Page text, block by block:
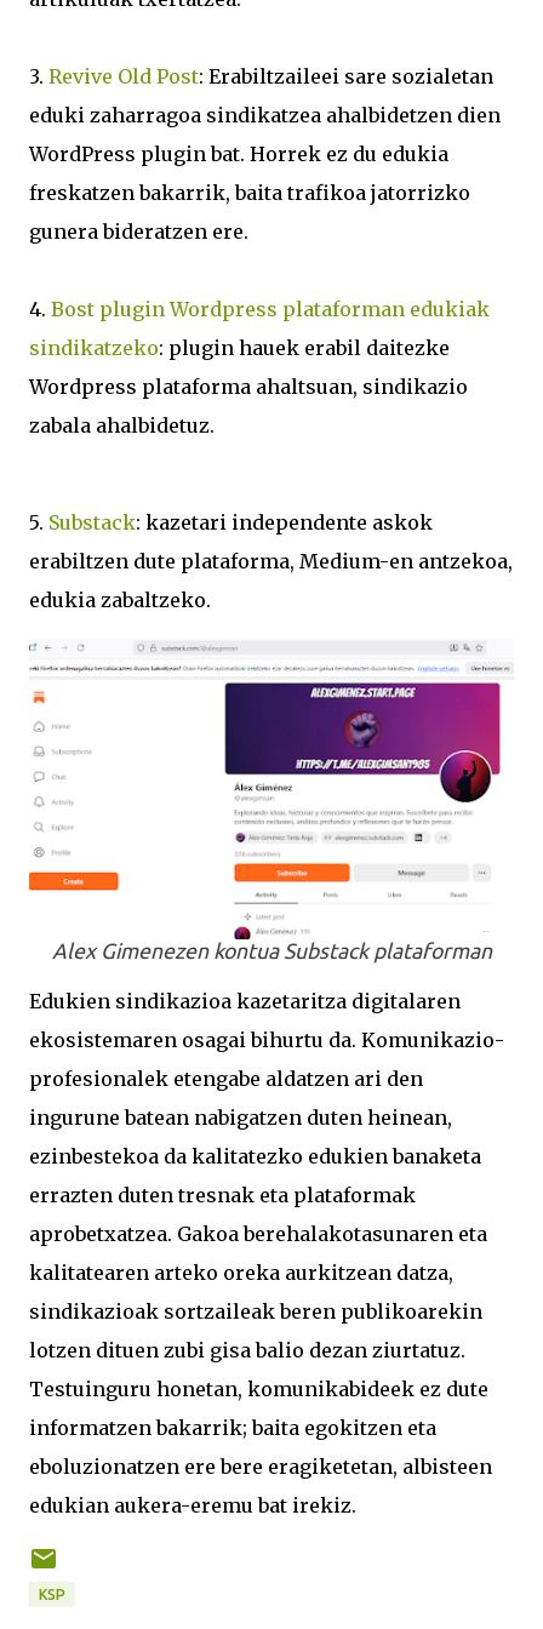
3. Revive Old Post: Erabiltzaileei sare sozialetan
eduki zaharragoa sindikatzea ahalbidetzen dien
WordPress plugin bat. Horrek ez du edukia
freskatzen bakarrik, baita trafikoa jatorrizko
gunera bideratzen ere.
4. Bost plugin Wordpress plataforman edukiak
sindikatzeko: plugin hauek erabil daitezke
Wordpress plataforma ahaltsuan, sindikazio
zabala ahalbidetuz.
5. Substack: kazetari independente askok
erabiltzen dute plataforma, Medium-en antzekoa,
edukia zabaltzeko.
Alex Gimenezen kontua Substack plataforman
Edukien sindikazioa kazetaritza digitalaren
ekosistemaren osagai bihurtu da. Komunikazio-
profesionalek etengabe aldatzen ari den
ingurune batean nabigatzen duten heinean,
ezinbestekoa da kalitatezko edukien banaketa
errazten duten tresnak eta plataformak
aprobetxatzea. Gakoa berehalakotasunaren eta
kalitatearen arteko oreka aurkitzean datza,
sindikazioak sortzaileak beren publikoarekin
lotzen dituen zubi gisa balio dezan ziurtatuz.
Testuinguru honetan, komunikabideek ez dute
informatzen bakarrik; baita egokitzen eta
eboluzionatzen ere bere eragiketetan, albisteen
edukian aukera-eremu bat irekiz.
KSP